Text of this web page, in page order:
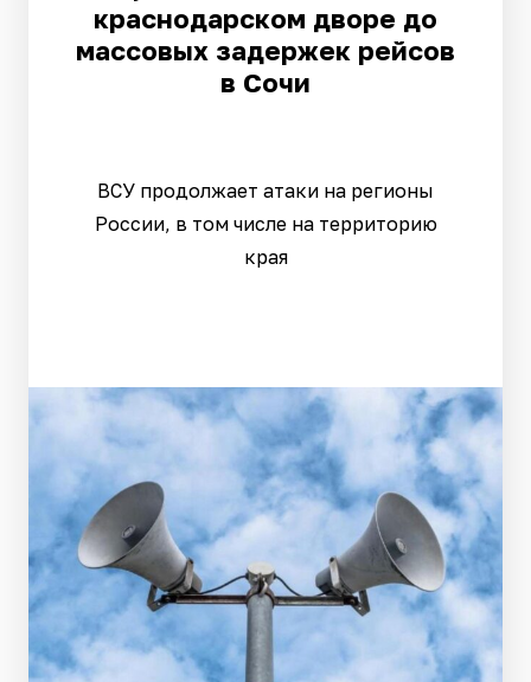
краснодарском дворе до
массовых задержек рейсов
в Сочи
ВСУ продолжает атаки на регионы
России, в том числе на территорию
края